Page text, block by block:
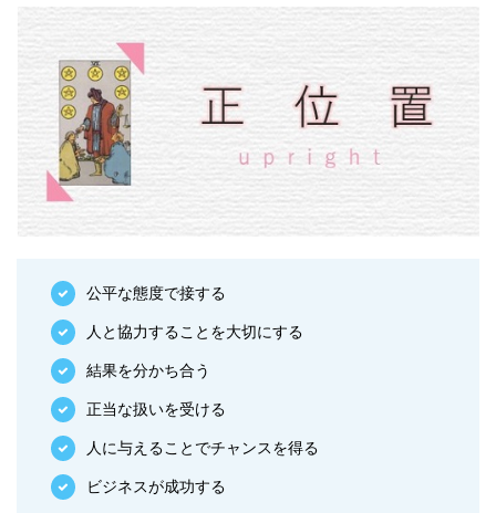
公平な態度で接する
人と協力することを大切にする
結果を分かち合う
正当な扱いを受ける
人に与えることでチャンスを得る
ビジネスが成功する